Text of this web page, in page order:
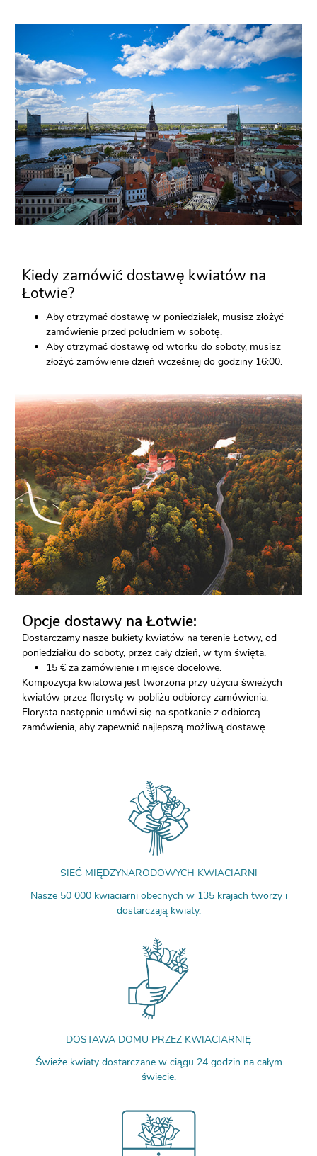
Kiedy zamówić dostawę kwiatów na
Łotwie?
Aby otrzymać dostawę w poniedziałek, musisz złożyć
zamówienie przed południem w sobotę.
Aby otrzymać dostawę od wtorku do soboty, musisz
złożyć zamówienie dzień wcześniej do godziny 16:00.
Opcje dostawy na Łotwie:
Dostarczamy nasze bukiety kwiatów na terenie Łotwy, od
poniedziałku do soboty, przez cały dzień, w tym święta.
15 € za zamówienie i miejsce docelowe.
Kompozycja kwiatowa jest tworzona przy użyciu świeżych
kwiatów przez florystę w pobliżu odbiorcy zamówienia.
Florysta następnie umówi się na spotkanie z odbiorcą
zamówienia, aby zapewnić najlepszą możliwą dostawę.
SIEĆ MIĘDZYNARODOWYCH KWIACIARNI
Nasze 50 000 kwiaciarni obecnych w 135 krajach tworzy i
dostarczają kwiaty.
DOSTAWA DOMU PRZEZ KWIACIARNIĘ
Świeże kwiaty dostarczane w ciągu 24 godzin na całym
świecie.